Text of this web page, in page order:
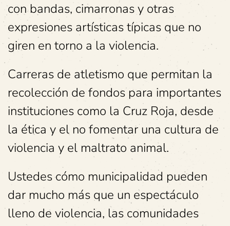
con bandas, cimarronas y otras
expresiones artísticas típicas que no
giren en torno a la violencia.
Carreras de atletismo que permitan la
recolección de fondos para importantes
instituciones como la Cruz Roja, desde
la ética y el no fomentar una cultura de
violencia y el maltrato animal.
Ustedes cómo municipalidad pueden
dar mucho más que un espectáculo
lleno de violencia, las comunidades